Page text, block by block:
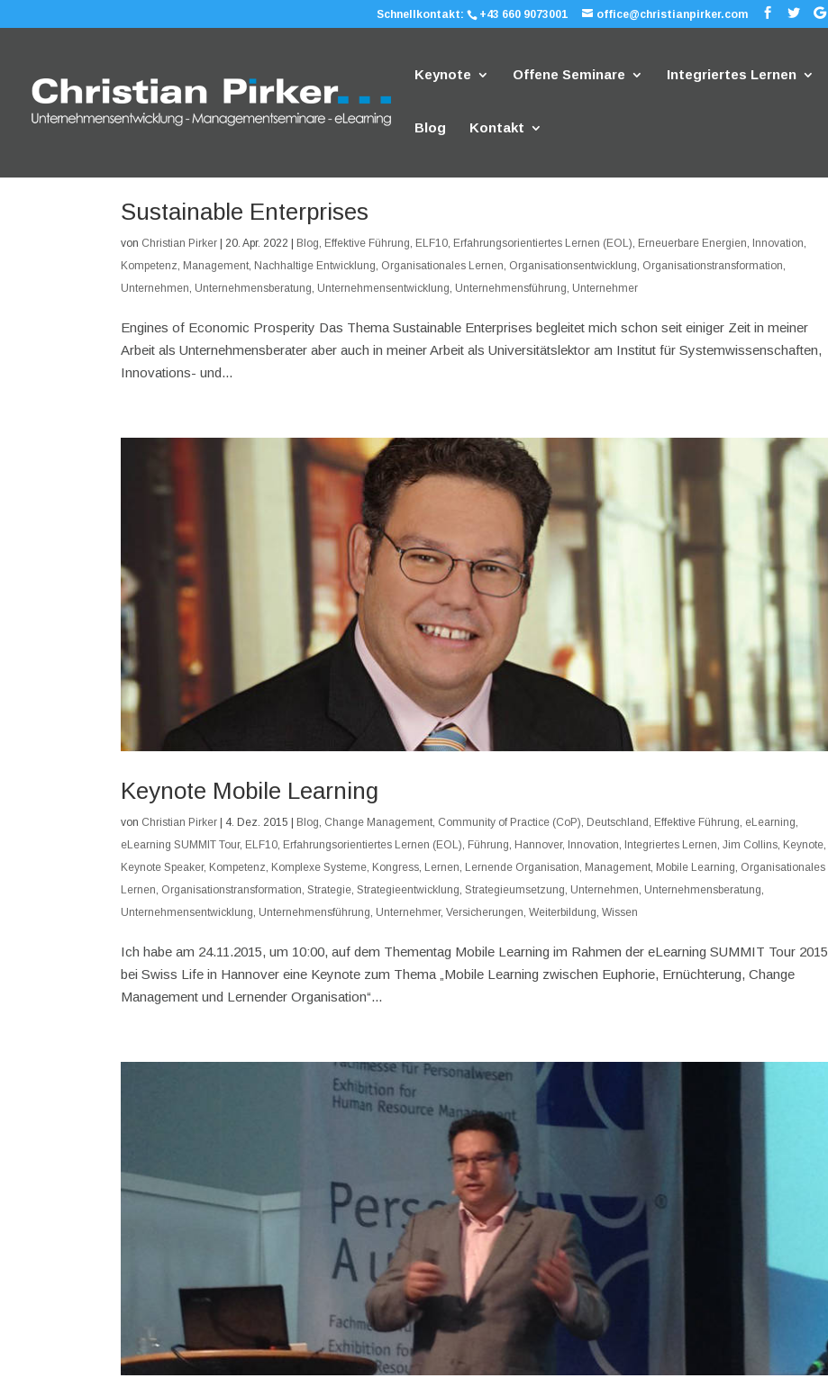
Schnellkontakt: +43 660 9073001 office@christianpirker.com
Keynote Offene Seminare Integriertes Lernen
Blog Kontakt
Sustainable Enterprises
von Christian Pirker 20. Apr. 2022 Blog, Effektive Führung, ELF10, Erfahrungsorientiertes Lernen (EOL), Erneuerbare Energien, Innovation,
Kompetenz, Management, Nachhaltige Entwicklung, Organisationales Lernen, Organisationsentwicklung, Organisationstransformation,
Unternehmen, Unternehmensberatung, Unternehmensentwicklung, Unternehmensführung, Unternehmer
Engines of Economic Prosperity Das Thema Sustainable Enterprises begleitet mich schon seit einiger Zeit in meiner
Arbeit als Unternehmensberater aber auch in meiner Arbeit als Universitätslektor am Institut für Systemwissenschaften,
Innovations- und...
Keynote Mobile Learning
von Christian Pirker |4. Dez. 2015 | Blog Change Management Community of Practice (CoP) Deutschland Effektive Führung eLearning
eLearning SUMMIT Tour, ELF10 Erfahrungsorientiertes Lernen (EOL) Führung Hannover, Innovation Integriertes Lernen ,Jim Collins Keynote
Keynote Speaker, Kompetenz Komplexe Systeme Kongress Lernen Lernende Organisation Management Mobile Learning Organisationales
Lernen Organisationstransformation ,Strategie ,Strategieentwicklung ,Strategieumsetzung Unternehmen Unternehmensberatung
Unternehmensentwicklung Unternehmensführung Unternehmer,Versicherungen ,Weiterbildung ,Wissen
Ich habe am 24.11.2015, um 10:00, auf dem Thementag Mobile Learning im Rahmen der eLearning SUMMIT Tour 2015
bei Swiss Life in Hannover eine Keynote zum Thema „Mobile Learning zwischen Euphorie, Ernüchterung, Change
Management und Lernender Organisation“...